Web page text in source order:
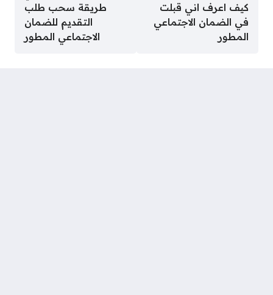
كيف اعرف اني قبلت
في الضمان الاجتماعي
المطور
طريقة سحب طلب
التقديم للضمان
الاجتماعي المطور